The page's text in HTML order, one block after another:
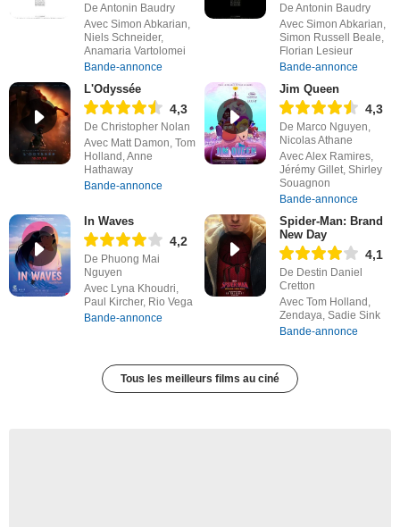
De Antonin Baudry
Avec Simon Abkarian,
Niels Schneider,
Anamaria Vartolomei
Bande-annonce
De Antonin Baudry
Avec Simon Abkarian,
Simon Russell Beale,
Florian Lesieur
Bande-annonce
L'Odyssée
4,3
De Christopher Nolan
Avec Matt Damon, Tom
Holland, Anne
Hathaway
Bande-annonce
Jim Queen
4,3
De Marco Nguyen,
Nicolas Athane
Avec Alex Ramires,
Jérémy Gillet, Shirley
Souagnon
Bande-annonce
In Waves
4,2
De Phuong Mai
Nguyen
Avec Lyna Khoudri,
Paul Kircher, Rio Vega
Bande-annonce
Spider-Man: Brand
New Day
4,1
De Destin Daniel
Cretton
Avec Tom Holland,
Zendaya, Sadie Sink
Bande-annonce
Tous les meilleurs films au ciné